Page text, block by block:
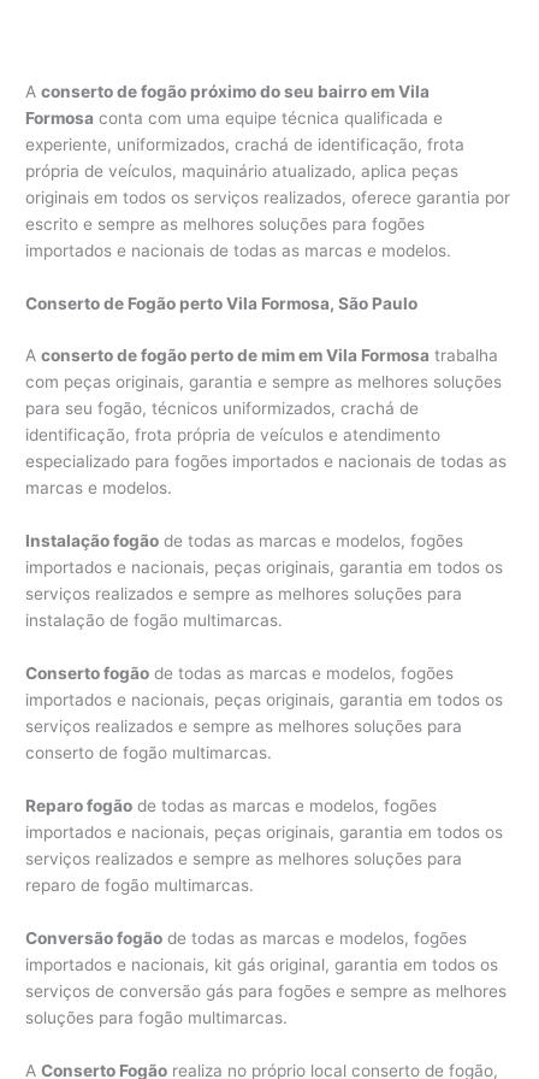
Aconserto de fogão próximo do seu bairro em Vila
Formosa conta com uma equipe técnica qualificada e
experiente, uniformizados, crachá de identificação, frota
própria de veículos, maquinário atualizado, aplica peças
originais em todos os serviços realizados, oferece garantia por
escrito e sempre as melhores soluções para fogões
importados e nacionais de todas as marcas e modelos.
Conserto de Fogão perto Vila Formosa, São Paulo
Aconserto de fogão perto de mim em Vila Formosa trabalha
com peças originais, garantia e sempre as melhores soluções
para seu fogão, técnicos uniformizados, crachá de
identificação, frota própria de veículos e atendimento
especializado para fogões importados e nacionais de todas as
marcas e modelos.
Instalação fogão de todas as marcas e modelos, fogões
importados e nacionais, peças originais, garantia em todos os
serviços realizados e sempre as melhores soluções para
instalação de fogão multimarcas.
Conserto fogão de todas as marcas e modelos, fogões
importados e nacionais, peças originais, garantia em todos os
serviços realizados e sempre as melhores soluções para
conserto de fogão multimarcas.
Reparo fogão de todas as marcas e modelos, fogões
importados e nacionais, peças originais, garantia em todos os
serviços realizados e sempre as melhores soluções para
reparo de fogão multimarcas.
Conversão fogão de todas as marcas e modelos, fogões
importados e nacionais, kit gás original, garantia em todos os
serviços de conversão gás para fogões e sempre as melhores
soluções para fogão multimarcas.
AConserto Fogão realiza no próprio local conserto de fogão,